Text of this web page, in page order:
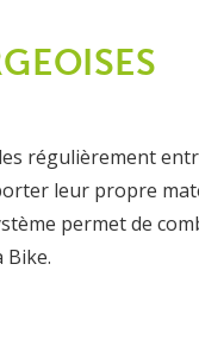
régulièrement
leur propre
permet de
Bike.